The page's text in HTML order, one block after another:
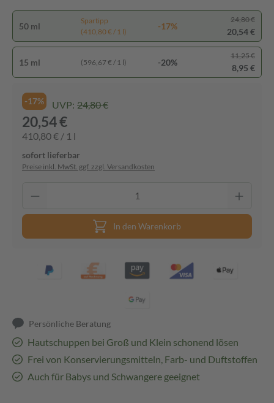
50 ml
Spartipp
(410,80 € / 1 l)
-17%
24,80 €
20,54 €
15 ml (596,67 € / 1 l) -20%
11,25 €
8,95 €
-17% UVP: 24,80 €
20,54 €
410,80 € / 1 l
sofort lieferbar
Preise inkl. MwSt. ggf. zzgl. Versandkosten
In den Warenkorb
Persönliche Beratung
Hautschuppen bei Groß und Klein schonend lösen
Frei von Konservierungsmitteln, Farb- und Duftstoffen
Auch für Babys und Schwangere geeignet